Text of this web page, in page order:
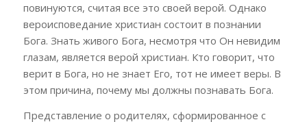
повинуются, считая все это своей верой. Однако
вероисповедание христиан состоит в познании
Бога. Знать живого Бога, несмотря что Он невидим
глазам, является верой христиан. Кто говорит, что
верит в Бога, но не знает Его, тот не имеет веры. В
этом причина, почему мы должны познавать Бога.
Представление о родителях, сформированное с